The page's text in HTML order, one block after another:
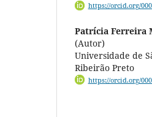
https://orcid.org/
Patrícia Ferreira
(Autor)
Universidade de
Ribeirão Preto
https://orcid.org/